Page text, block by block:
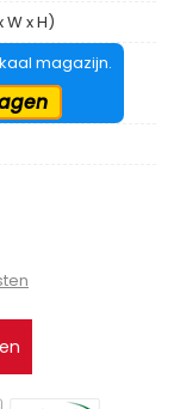
W x H)
magazijn.